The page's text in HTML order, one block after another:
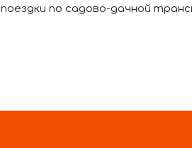
поездки по садово-дачной